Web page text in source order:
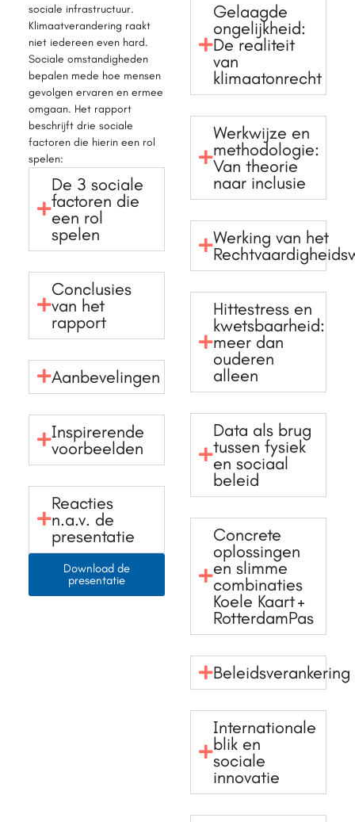
sociale infrastructuur.
Klimaatverandering raakt
niet iedereen even hard.
Sociale omstandigheden
bepalen mede hoe mensen
gevolgen ervaren en ermee
omgaan. Het rapport
beschrijft drie sociale
factoren die hierin een rol
spelen:
De 3 sociale
factoren die
een rol
spelen
Conclusies
van het
rapport
Aanbevelingen
Inspirerende
voorbeelden
Reacties
n.a.v. de
presentatie
Download de
presentatie
Gelaagde
ongelijkheid:
De realiteit
van
klimaatonrecht
Werkwijze en
methodologie:
Van theorie
naar inclusie
Werking van het
Hittestress en
kwetsbaarheid:
meer dan
ouderen
alleen
Data als brug
tussen fysiek
en sociaal
beleid
Concrete
oplossingen
en slimme
combinaties
Koele Kaart +
RotterdamPas
Beleidsverankering
Internationale
blik en
sociale
innovatie